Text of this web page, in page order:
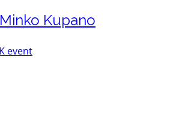
Minko Kupano